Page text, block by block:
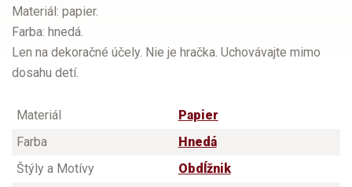
Materiál: papier.
Farba: hnedá.
Len na dekoračné účely. Nie je hračka. Uchovávajte mimo
dosahu detí.
Materiál
Papier
Farba
Hnedá
Štýly a Motívy
Obdĺžnik